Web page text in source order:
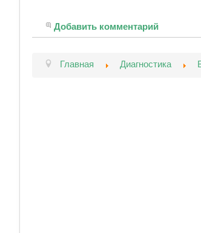
Добавить комментарий
Главная Диагностика